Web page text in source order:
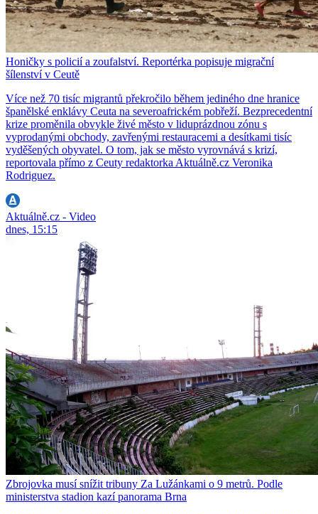
Honičky s policií a zoufalství. Reportérka popisuje migrační
šílenství v Ceutě
Více než 70 tisíc migrantů překročilo během jediného dne hranice
španělské enklávy Ceuta na severoafrickém pobřeží. Bezprecedentní
krize proměnila obvykle živé město v liduprázdnou zónu s
vyprodanými obchody, zavřenými restauracemi a desítkami tisíc
vyděšených obyvatel. O tom, jak se město vyrovnává s krizí,
reportovala přímo z Ceuty redaktorka Aktuálně.cz Veronika
Rodriguez.
Aktuálně.cz - Video
dnes, 15:15
Zbrojovka musí snížit tribuny Za Lužánkami o 9 metrů. Podle
ministerstva stadion kazí panorama Brna